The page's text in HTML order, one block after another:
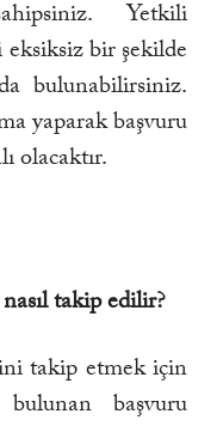
Yetkili
eksiksiz bir şekilde
bulunabilirsiniz.
yaparak başvuru
olacaktır.
takip edilir?
takip etmek için
başvuru